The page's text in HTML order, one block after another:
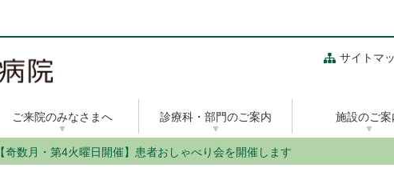
サイトマ
ご来院のみなさまへ 診療科・部門のご案内 施設のご案
【奇数月・第4火曜日開催】患者おしゃべり会を開催します